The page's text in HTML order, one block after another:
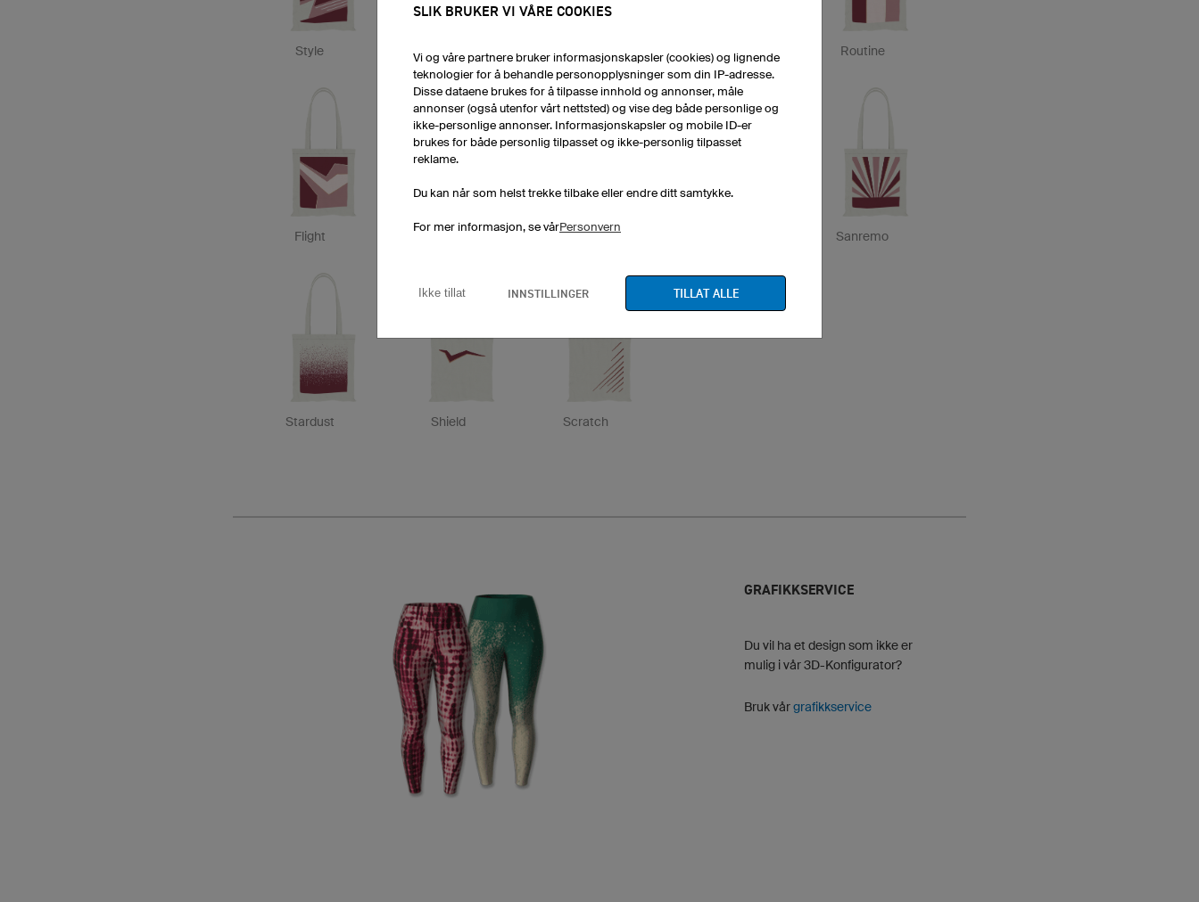
Style College Sunrise Concentration Routine
Flight Orion Sanremo
Stardust Shield Scratch
GRAFIKKSERVICE
Du vil ha et design som ikke er
mulig i vår 3D-Konfigurator?
Bruk vårgrafikkservice
SLIK BRUKER VI VÅRE COOKIES
Vi og våre partnere bruker informasjonskapsler (cookies) og lignende
teknologier for å behandle personopplysninger som din IP-adresse.
Disse dataene brukes for å tilpasse innhold og annonser, måle
annonser (også utenfor vårt nettsted) og vise deg både personlige og
ikke-personlige annonser. Informasjonskapsler og mobile ID-er
brukes for både personlig tilpasset og ikke-personlig tilpasset
reklame.
Du kan når som helst trekke tilbake eller endre ditt samtykke.
For mer informasjon, se vårPersonvern
Ikke tillat INNSTILLINGER TILLAT ALLE